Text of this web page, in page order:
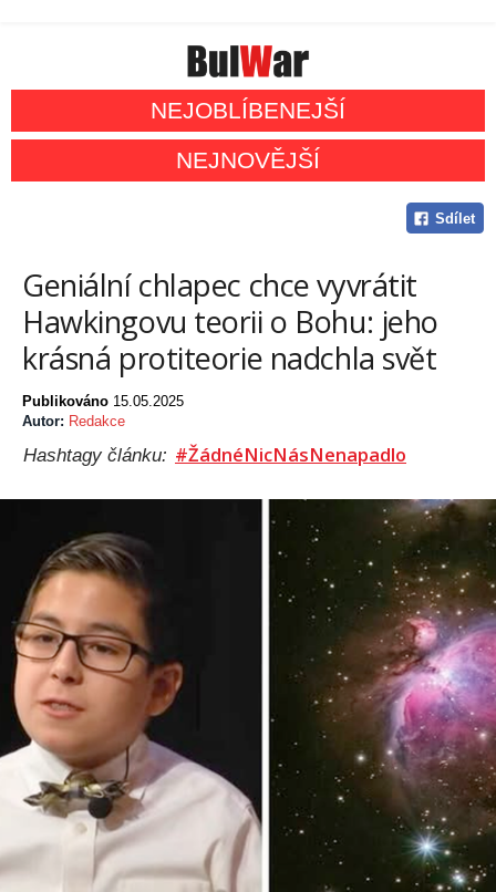
NEJOBLÍBENEJŠÍ
NEJNOVĚJŠÍ
Sdílet
Geniální chlapec chce vyvrátit
Hawkingovu teorii o Bohu: jeho
krásná protiteorie nadchla svět
Publikováno 15.05.2025
Autor: Redakce
Hashtagy článku: #ŽádnéNicNásNenapadlo